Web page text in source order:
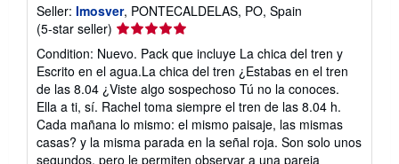
Seller: Imosver, PONTECALDELAS, PO, Spain
(5-star seller) Seller
rating
5
out
of
5
stars
Condition: Nuevo. Pack que incluye La chica del tren y
Escrito en el agua.La chica del tren ¿Estabas en el tren
de las 8.04 ¿Viste algo sospechoso Tú no la conoces.
Ella a ti, sí. Rachel toma siempre el tren de las 8.04 h.
Cada mañana lo mismo: el mismo paisaje, las mismas
casas? y la misma parada en la señal roja. Son solo unos
segundos, pero le permiten observar a una pareja